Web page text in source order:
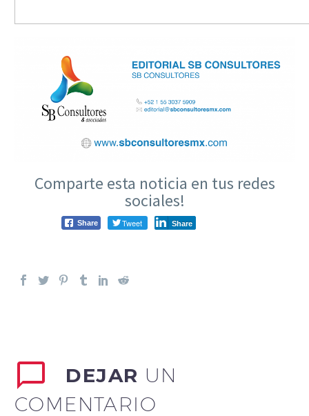
Comparte esta noticia en tus redes
sociales!
Share Tweet Share
DEJAR UN
COMENTARIO